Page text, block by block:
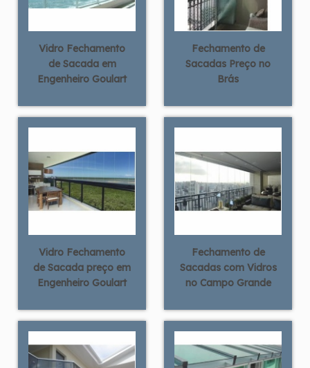
Vidro Fechamento
de Sacada em
Engenheiro Goulart
Fechamento de
Sacadas Preço no
Brás
Vidro Fechamento
de Sacada preço em
Engenheiro Goulart
Fechamento de
Sacadas com Vidros
no Campo Grande